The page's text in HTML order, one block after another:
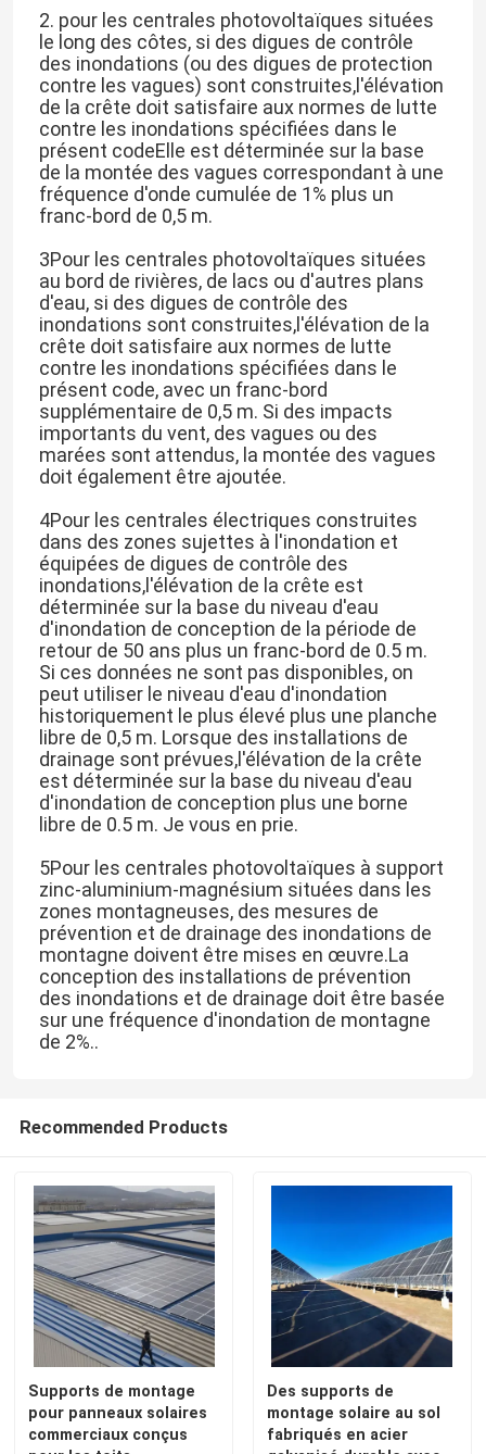
Maison
Vidéos
2. pour les centrales photovoltaïques situées
le long des côtes, si des digues de contrôle
des inondations (ou des digues de protection
contre les vagues) sont construites,l'élévation
de la crête doit satisfaire aux normes de lutte
contre les inondations spécifiées dans le
présent codeElle est déterminée sur la base
de la montée des vagues correspondant à une
fréquence d'onde cumulée de 1% plus un
franc-bord de 0,5 m.
3Pour les centrales photovoltaïques situées
au bord de rivières, de lacs ou d'autres plans
d'eau, si des digues de contrôle des
inondations sont construites,l'élévation de la
crête doit satisfaire aux normes de lutte
contre les inondations spécifiées dans le
présent code, avec un franc-bord
supplémentaire de 0,5 m. Si des impacts
importants du vent, des vagues ou des
marées sont attendus, la montée des vagues
doit également être ajoutée.
4Pour les centrales électriques construites
dans des zones sujettes à l'inondation et
équipées de digues de contrôle des
inondations,l'élévation de la crête est
déterminée sur la base du niveau d'eau
d'inondation de conception de la période de
retour de 50 ans plus un franc-bord de 0.5 m.
Si ces données ne sont pas disponibles, on
peut utiliser le niveau d'eau d'inondation
historiquement le plus élevé plus une planche
libre de 0,5 m. Lorsque des installations de
drainage sont prévues,l'élévation de la crête
est déterminée sur la base du niveau d'eau
d'inondation de conception plus une borne
libre de 0.5 m. Je vous en prie.
5Pour les centrales photovoltaïques à support
zinc-aluminium-magnésium situées dans les
zones montagneuses, des mesures de
prévention et de drainage des inondations de
montagne doivent être mises en œuvre.La
conception des installations de prévention
des inondations et de drainage doit être basée
sur une fréquence d'inondation de montagne
de 2%..
Recommended Products
Supports de montage
pour panneaux solaires
commerciaux conçus
Des supports de
montage solaire au sol
fabriqués en acier